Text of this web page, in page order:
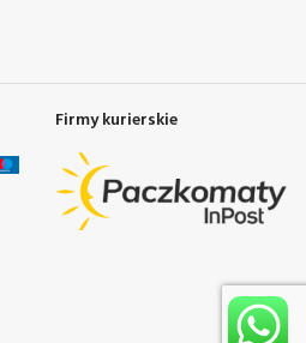
Firmy kurierskie